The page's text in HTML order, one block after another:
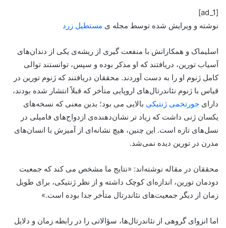
[ad_1]
نوشته و ویرایش شده توسط مجله ی مستطیل زرد
اسلیماک و همکارانش با منفعت گیری از ریشه‌ی یکی از دندان‌های
آسیاب تورین، دریافتند که او مذکر بوده و سپس، توانستند توالی
کامل ژنوم او را به دست آوردند. محققان دریافتند که ژنوم تورین در
قیاس با ژنوم نئاندرتال‌های اروپایی متأخر که قبلاً انتشار شده بودند،
دارای جورتخمی ژنتیکی بالایی می بود؛ بدین معنی که نسخه‌های
یکسان ژنی داشت که زیاد تر نشان‌دهنده‌ی ازدواج‌های فامیلی در
نسل‌های تازه است. این چنین، هیچ نشانه‌ای از آمیزش با انسان‌های
مدرن در تورین دیده نمی‌شد.
محققان در مقاله نوشته‌اند: «نتایج ما مشخص می کند که جمعیت
دودمان تورین، اندازه‌ای کوچک داشته و از نظر ژنتیکی، برای طویل
زمان از دیگر جمعیت‌های نئاندرتال متأخر جدا بوده است.»
اما انزوای گروهی از نئاندرتال‌ها، سؤالاتی را در رابطه زمان و دلایل